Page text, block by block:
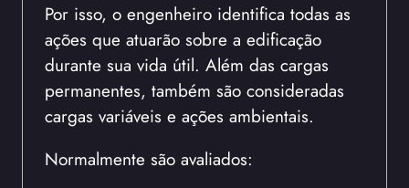
Por isso, o engenheiro identifica todas as
ações que atuarão sobre a edificação
durante sua vida útil. Além das cargas
permanentes, também são consideradas
cargas variáveis e ações ambientais.
Normalmente são avaliados: